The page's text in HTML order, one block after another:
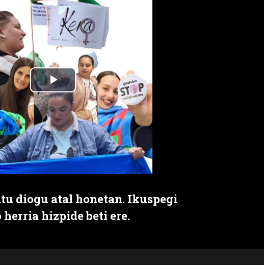
diogu atal honetan. Ikuspegi
hizpide beti ere.